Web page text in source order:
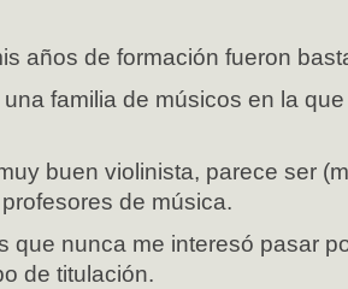
años de formación fueron
familia de músicos en la
buen violinista, parece ser
de música.
que nunca me interesó pasar
de titulación.